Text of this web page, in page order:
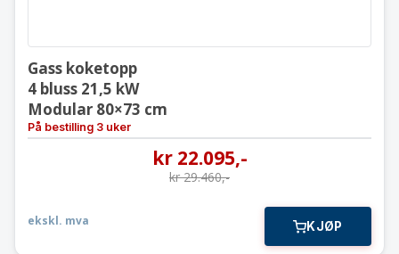
Gass koketopp
4 bluss 21,5 kW
Modular 80×73 cm
På bestilling 3 uker
kr22.095,-
kr29.460,-
ekskl. mva KJØP